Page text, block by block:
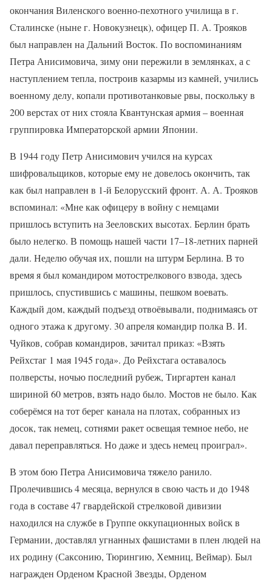
окончания Виленского военно-пехотного училища в г.
Сталинске (ныне г. Новокузнецк), офицер П. А. Трояков
был направлен на Дальний Восток. По воспоминаниям
Петра Анисимовича, зиму они пережили в землянках, а с
наступлением тепла, построив казармы из камней, учились
военному делу, копали противотанковые рвы, поскольку в
200 верстах от них стояла Квантунская армия – военная
группировка Императорской армии Японии.
В 1944 году Петр Анисимович учился на курсах
шифровальщиков, которые ему не довелось окончить, так
как был направлен в 1-й Белорусский фронт. А. А. Трояков
вспоминал: «Мне как офицеру в войну с немцами
пришлось вступить на Зееловских высотах. Берлин брать
было нелегко. В помощь нашей части 17–18-летних парней
дали. Неделю обучая их, пошли на штурм Берлина. В то
время я был командиром мотострелкового взвода, здесь
пришлось, спустившись с машины, пешком воевать.
Каждый дом, каждый подъезд отвоёвывали, поднимаясь от
одного этажа к другому. 30 апреля командир полка В. И.
Чуйков, собрав командиров, зачитал приказ: «Взять
Рейхстаг 1 мая 1945 года». До Рейхстага оставалось
полверсты, ночью последний рубеж, Тиргартен канал
шириной 60 метров, взять надо было. Мостов не было. Как
соберёмся на тот берег канала на плотах, собранных из
досок, так немец, сотнями ракет освещая темное небо, не
давал переправляться. Но даже и здесь немец проиграл».
В этом бою Петра Анисимовича тяжело ранило.
Пролечившись 4 месяца, вернулся в свою часть и до 1948
года в составе 47 гвардейской стрелковой дивизии
находился на службе в Группе оккупационных войск в
Германии, доставлял угнанных фашистами в плен людей на
их родину (Саксонию, Тюрингию, Хемниц, Веймар). Был
награжден Орденом Красной Звезды, Орденом